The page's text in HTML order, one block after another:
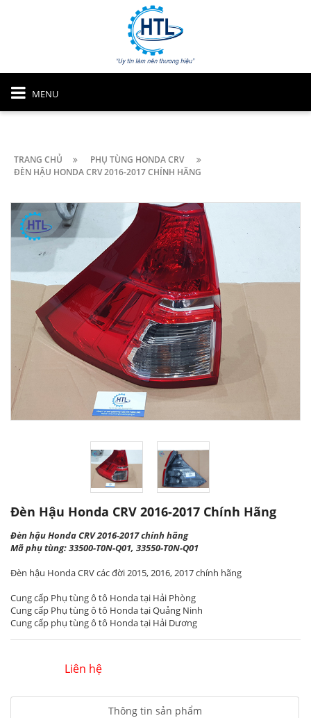
MENU
TRANG CHỦ
PHỤ TÙNG HONDA CRV
ĐÈN HẬU HONDA CRV 2016-2017 CHÍNH HÃNG
Đèn Hậu Honda CRV 2016-2017 Chính Hãng
Đèn hậu Honda CRV 2016-2017 chính hãng
Mã phụ tùng: 33500-T0N-Q01, 33550-T0N-Q01
Đèn hậu Honda CRV các đời 2015, 2016, 2017 chính hãng
Cung cấp Phụ tùng ô tô Honda tại Hải Phòng
Cung cấp Phụ tùng ô tô Honda tại Quảng Ninh
Cung cấp phụ tùng ô tô Honda tại Hải Dương
Liên hệ
Thông tin sản phẩm